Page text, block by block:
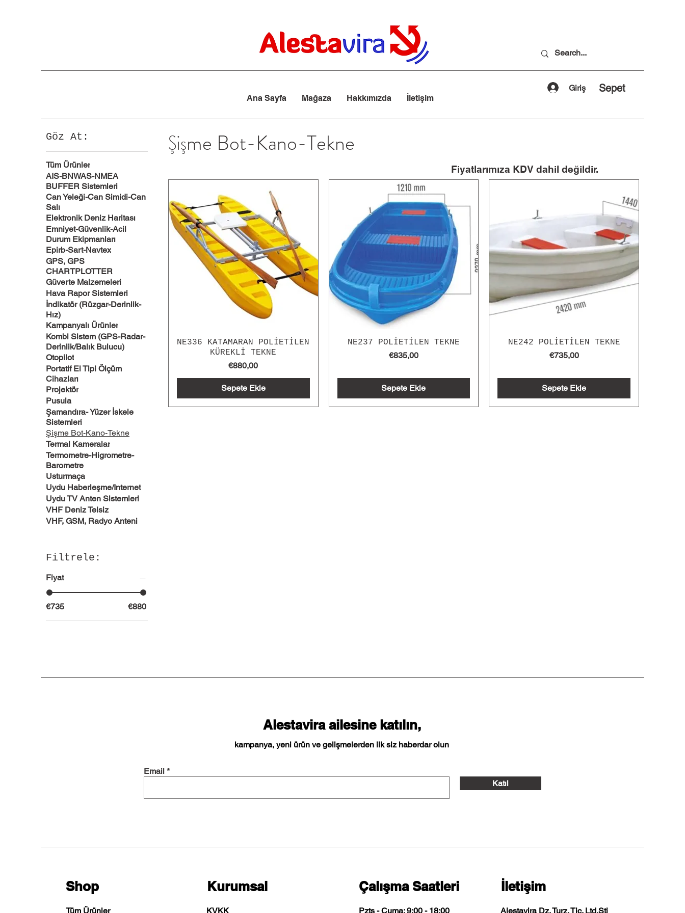
Ana Sayfa Mağaza Hakkımızda İletişim
Giriş Sepet
Göz At:
Tüm Ürünler
AIS-BNWAS-NMEA
BUFFER Sistemleri
Can Yeleği-Can Simidi-Can
Salı
Elektronik Deniz Haritası
Emniyet-Güvenlik-Acil
Durum Ekipmanları
Epirb-Sart-Navtex
GPS, GPS
CHARTPLOTTER
Güverte Malzemeleri
Hava Rapor Sistemleri
İndikatör (Rüzgar-Derinlik-
Hız)
Kampanyalı Ürünler
Kombi Sistem (GPS-Radar-
Derinlik/Balık Bulucu)
Otopilot
Portatif El Tipi Ölçüm
Cihazları
Projektör
Pusula
Şamandıra- Yüzer İskele
Sistemleri
Şişme Bot-Kano-Tekne
Termal Kameralar
Termometre-Higrometre-
Barometre
Usturmaça
Uydu Haberleşme/Internet
Uydu TV Anten Sistemleri
VHF Deniz Telsiz
VHF, GSM, Radyo Anteni
Filtrele:
Fiyat
€735 €880
Şişme Bot-Kano-Tekne
NE336 KATAMARAN POLİETİLEN
KÜREKLİ TEKNE
Fiyat
€880,00
Sepete Ekle
NE237 POLİETİLEN TEKNE
Fiyat
€835,00
Sepete Ekle
NE242 POLİETİLEN TEKNE
Fiyat
€735,00
Sepete Ekle
Fiyatlarımıza KDV dahil değildir.
Alestavira ailesine katılın,
kampanya, yeni ürün ve gelişmelerden ilk siz haberdar olun
Email
Katıl
Shop
Tüm Ürünler
Kurumsal
KVKK
Çalışma Saatleri
Pzts - Cuma: 9:00 - 18:00
İletişim
Alestavira Dz. Turz. Tic. Ltd.Şti